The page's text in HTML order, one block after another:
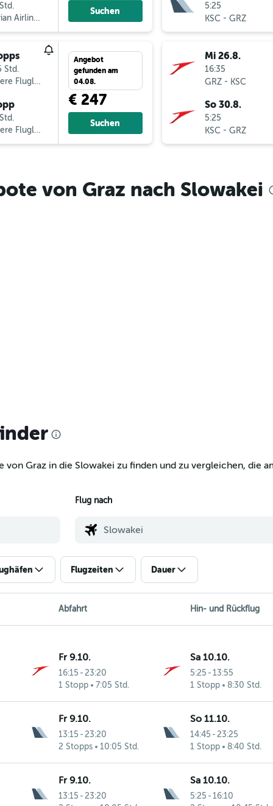
Airlines
Suchen
Std.
Fluglinien
Fluglinien
Angebot
gefunden am
04.08.
€ 247
Suchen
5:25
KSC - GRZ
Mi 26.8.
16:35
GRZ- KSC
So 30.8.
5:25
KSC - GRZ
von Graz nach Slowakei
von Graz in die Slowakei zu finden und zu vergleichen, die
Flug nach
Flugzeiten Dauer
Abfahrt Hin- und Rückflug
Fr 9.10.
16:15 - 23:20
1 Stopp
7:05 Std.
Sa 10.10.
5:25 - 13:55
1 Stopp
8:30 Std.
Fr 9.10.
13:15 - 23:20
2 Stopps
10:05 Std.
So 11.10.
14:45 - 23:25
1 Stopp
8:40 Std.
Fr 9.10.
13:15 - 23:20
Sa 10.10.
5:25 - 16:10